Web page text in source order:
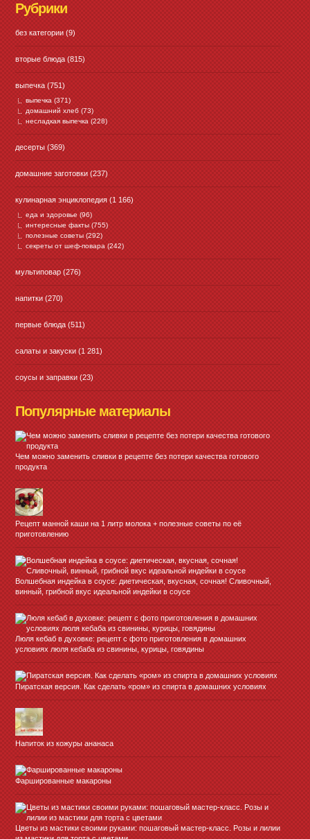
Рубрики
без категории (9)
вторые блюда (815)
выпечка (751)
выпечка (371)
домашний хлеб (73)
несладкая выпечка (228)
десерты (369)
домашние заготовки (237)
кулинарная энциклопедия (1 166)
еда и здоровье (96)
интересные факты (755)
полезные советы (292)
секреты от шеф-повара (242)
мультиповар (276)
напитки (270)
первые блюда (511)
салаты и закуски (1 281)
соусы и заправки (23)
Популярные материалы
Чем можно заменить сливки в рецепте без потери качества готового
продукта
Рецепт манной каши на 1 литр молока + полезные советы по её
приготовлению
Волшебная индейка в соусе: диетическая, вкусная, сочная! Сливочный,
винный, грибной вкус идеальной индейки в соусе
Люля кебаб в духовке: рецепт с фото приготовления в домашних
условиях люля кебаба из свинины, курицы, говядины
Пиратская версия. Как сделать «ром» из спирта в домашних условиях
Напиток из кожуры ананаса
Фаршированные макароны
Цветы из мастики своими руками: пошаговый мастер-класс. Розы и лилии